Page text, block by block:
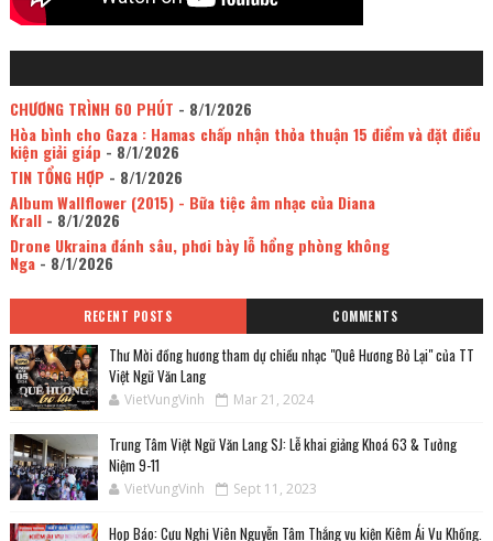
CHƯƠNG TRÌNH 60 PHÚT - 8/1/2026
Hòa bình cho Gaza : Hamas chấp nhận thỏa thuận 15 điểm và đặt điều
kiện giải giáp - 8/1/2026
TIN TỔNG HỢP - 8/1/2026
Album Wallflower (2015) - Bữa tiệc âm nhạc của Diana
Krall- 8/1/2026
Drone Ukraina đánh sâu, phơi bày lỗ hổng phòng không
Nga- 8/1/2026
RECENT POSTS COMMENTS
Thư Mời đồng hương tham dự chiều nhạc "Quê Hương Bỏ Lại" của TT
Việt Ngữ Văn Lang
VietVungVinh Mar 21, 2024
Trung Tâm Việt Ngữ Văn Lang SJ: Lễ khai giảng Khoá 63 & Tưởng
Niệm 9-11
VietVungVinh Sept 11, 2023
Họp Báo: Cựu Nghị Viên Nguyễn Tâm Thắng vụ kiện Kiêm Ái Vu Khống.